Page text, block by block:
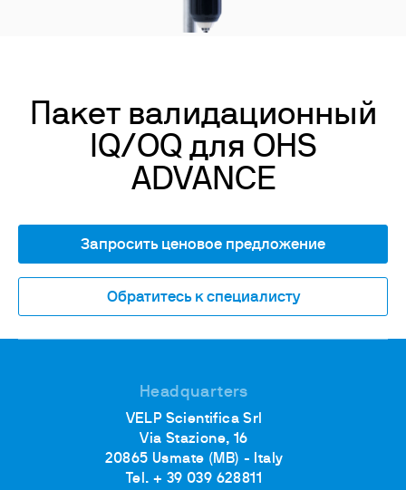
Пакет валидационный
IQ/OQ для OHS
ADVANCE
Запросить ценовое предложение
Обратитесь к специалисту
Headquarters
VELP Scientifica Srl
Via Stazione, 16
20865 Usmate (MB) - Italy
Tel. + 39 039 628811